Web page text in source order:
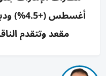
مقعد وتتقدم